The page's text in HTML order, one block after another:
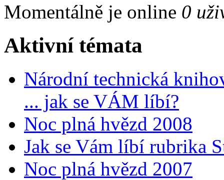
Momentálně je online 0
Aktivní témata
Národní technická
... jak se VÁM líbí?
Noc plná hvězd 2008
Jak se Vám líbí rubrika
Noc plná hvězd 2007